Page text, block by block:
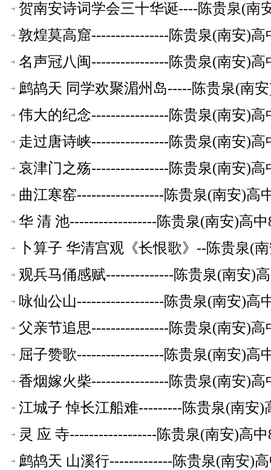
贺南安诗词学会三十华诞----陈贵泉(南
敦煌莫高窟----------------陈贵泉(南安)高
名声冠八闽----------------陈贵泉(南安)高
鹧鸪天 同学欢聚湄州岛-----陈贵泉(南
伟大的纪念----------------陈贵泉(南安)高
走过唐诗峡----------------陈贵泉(南安)高
哀津门之殇----------------陈贵泉(南安)高
曲江寒窑------------------陈贵泉(南安)高
华 清 池------------------陈贵泉(南安)高
卜算子 华清宫观《长恨歌》--陈贵泉(
观兵马俑感赋--------------陈贵泉(南安)
咏仙公山------------------陈贵泉(南安)高
父亲节追思----------------陈贵泉(南安)高
屈子赞歌------------------陈贵泉(南安)高
香烟嫁火柴----------------陈贵泉(南安)高
江城子 悼长江船难---------陈贵泉(南安)
灵 应 寺------------------陈贵泉(南安)高
鹧鸪天 山溪行-------------陈贵泉(南安)